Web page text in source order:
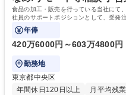
歴・資格 学歴：大学院 大学 高専
食品の加工・販売を行っている当社にて
社員のサポートポジションとして、受発
事業の根幹を支えていただきます。
年俸
420万6000円～603万4800円
勤務地
東京都中央区
年間休日120日以上
月平均残